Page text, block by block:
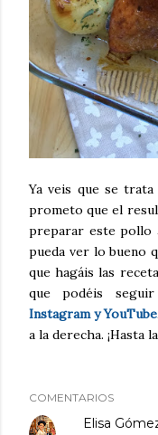
Ya veis que se
prometo que el
preparar este pollo
pueda ver lo bueno
que hagáis las
que podéis
Instagram y YouTube
a la derecha. ¡Hasta
COMENTARIOS
Elisa